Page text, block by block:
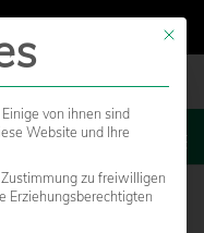
Mit
von ihnen sind
Website und Ihre
zu freiwilligen
Erziehungsberechtigten